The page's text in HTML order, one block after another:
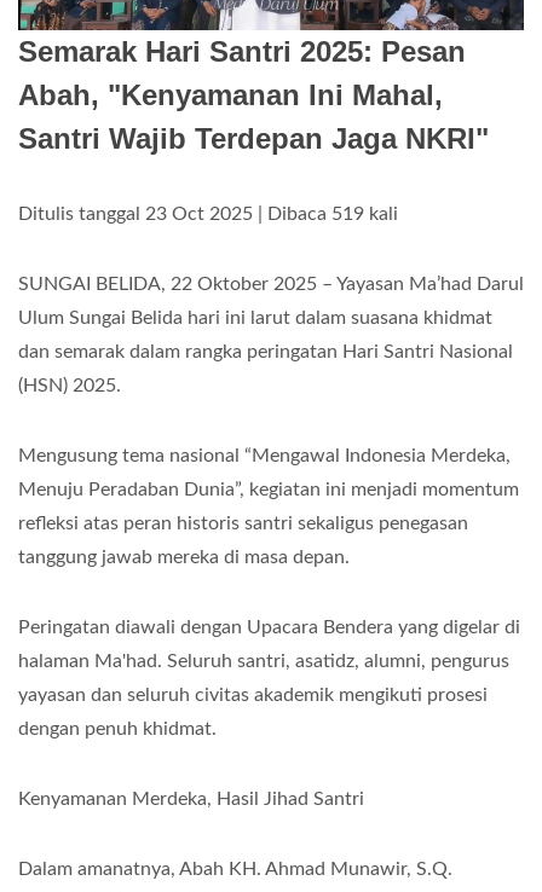
Semarak Hari Santri 2025: Pesan
Abah, "Kenyamanan Ini Mahal,
Santri Wajib Terdepan Jaga NKRI"
Ditulis tanggal 23 Oct 2025 | Dibaca 519 kali
SUNGAI BELIDA, 22 Oktober 2025 – Yayasan Ma’had Darul
Ulum Sungai Belida hari ini larut dalam suasana khidmat
dan semarak dalam rangka peringatan Hari Santri Nasional
(HSN) 2025.
Mengusung tema nasional “Mengawal Indonesia Merdeka,
Menuju Peradaban Dunia”, kegiatan ini menjadi momentum
refleksi atas peran historis santri sekaligus penegasan
tanggung jawab mereka di masa depan.
Peringatan diawali dengan Upacara Bendera yang digelar di
halaman Ma'had. Seluruh santri, asatidz, alumni, pengurus
yayasan dan seluruh civitas akademik mengikuti prosesi
dengan penuh khidmat.
Kenyamanan Merdeka, Hasil Jihad Santri
Dalam amanatnya, Abah KH. Ahmad Munawir, S.Q.